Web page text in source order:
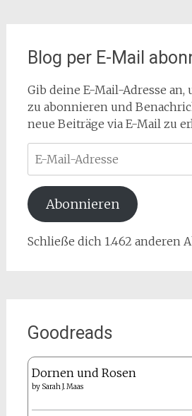
Blog per E-Mail
Gib deine E-Mail-Adresse an,
zu abonnieren und
neue Beiträge via E-Mail zu
Mail-
Adresse
Abonnieren
Schließe dich 1.462 anderen
Goodreads
Dornen und Rosen
by Sarah J. Maas